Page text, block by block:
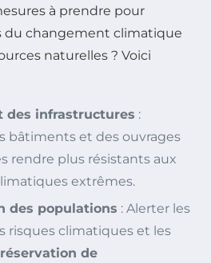
à prendre pour
du changement climatique
naturelles ? Voici
des infrastructures :
bâtiments et des ouvrages
rendre plus résistants aux
extrêmes.
des populations : Alerter les
risques climatiques et les
de